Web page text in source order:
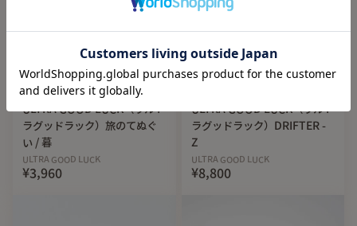
カラーリングとしました。
れるのでどんな時でもアクセントになります。
「UGLタイベックシート / はらはら」をデザインした時か
ら、実は悩んでいたんです。
（これ、絶対旅のてぬぐいにも合うよな・・・）と。
ようやく実現することができて僕はとっても嬉しいのです。
Restock
ULTRA GOOD LUCK（ウルト
ラグッドラック）旅のてぬぐ
い / 暮
ULTRA GOOD LUCK
¥3,960
ULTRA GOOD LUCK（ウルト
ラグッドラック）DRIFTER -
Z
ULTRA GOOD LUCK
¥8,800